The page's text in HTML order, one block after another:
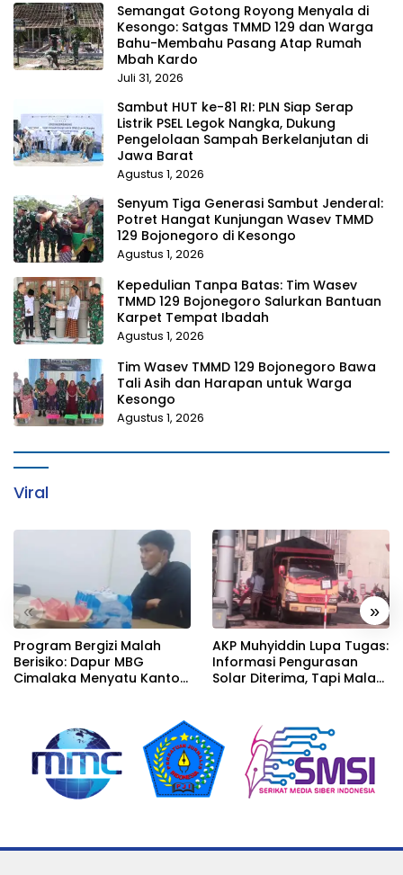
Semangat Gotong Royong Menyala di
Kesongo: Satgas TMMD 129 dan Warga
Bahu-Membahu Pasang Atap Rumah
Mbah Kardo
Juli 31, 2026
Sambut HUT ke-81 RI: PLN Siap Serap
Listrik PSEL Legok Nangka, Dukung
Pengelolaan Sampah Berkelanjutan di
Jawa Barat
Agustus 1, 2026
Senyum Tiga Generasi Sambut Jenderal:
Potret Hangat Kunjungan Wasev TMMD
129 Bojonegoro di Kesongo
Agustus 1, 2026
Kepedulian Tanpa Batas: Tim Wasev
TMMD 129 Bojonegoro Salurkan Bantuan
Karpet Tempat Ibadah
Agustus 1, 2026
Tim Wasev TMMD 129 Bojonegoro Bawa
Tali Asih dan Harapan untuk Warga
Kesongo
Agustus 1, 2026
Viral
« »
Program Bergizi Malah
Berisiko: Dapur MBG
Cimalaka Menyatu Kantor
AKP Muhyiddin Lupa Tugas:
Informasi Pengurasan
Solar Diterima, Tapi Malah